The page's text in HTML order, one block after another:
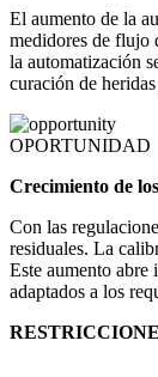
El aumento de la
medidores de flujo
la automatización
curación de
OPORTUNIDAD
Crecimiento de
Con las
residuales. La
Este aumento
adaptados a los